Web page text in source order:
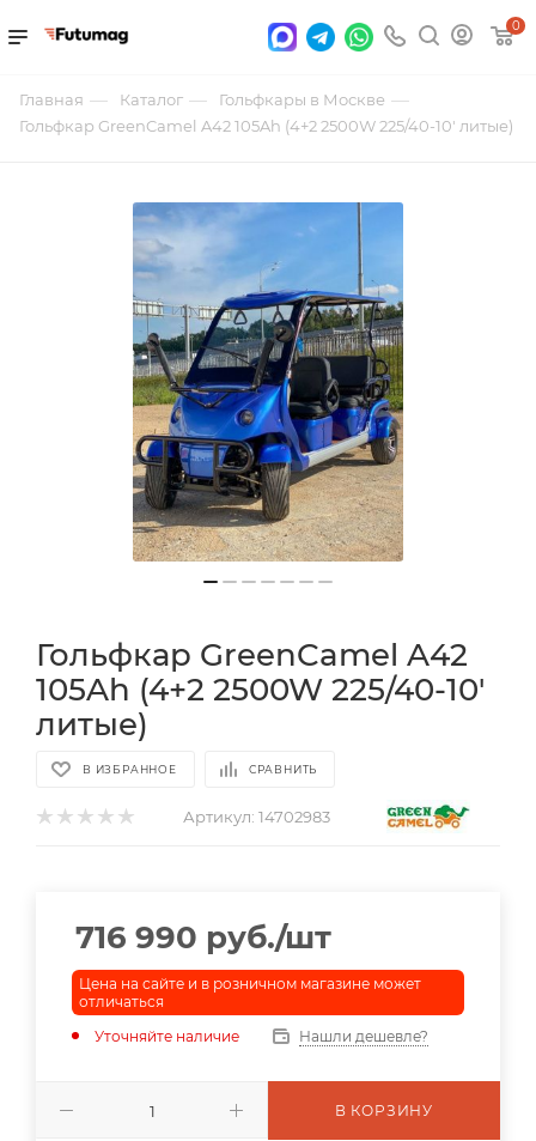
0
Главная — Каталог — Гольфкары в Москве —
Гольфкар GreenCamel A42 105Ah (4+2 2500W 225/40-10' литые)
Гольфкар GreenCamel A42
105Ah (4+2 2500W 225/40-10'
литые)
В ИЗБРАННОЕ СРАВНИТЬ
Артикул: 14702983
716 990 руб./шт
Цена на сайте и в розничном магазине может
отличаться
Уточняйте наличие
Нашли дешевле?
В КОРЗИНУ